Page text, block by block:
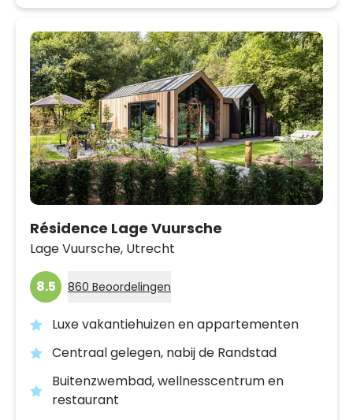
Résidence Lage Vuursche
Lage Vuursche, Utrecht
8.5 860 Beoordelingen
Luxe vakantiehuizen en appartementen
Centraal gelegen, nabij de Randstad
Buitenzwembad, wellnesscentrum en
restaurant